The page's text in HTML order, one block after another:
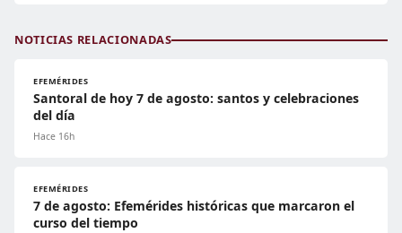
NOTICIAS RELACIONADAS
EFEMÉRIDES
Santoral de hoy 7 de agosto: santos y celebraciones
del día
Hace 16h
EFEMÉRIDES
7 de agosto: Efemérides históricas que marcaron el
curso del tiempo